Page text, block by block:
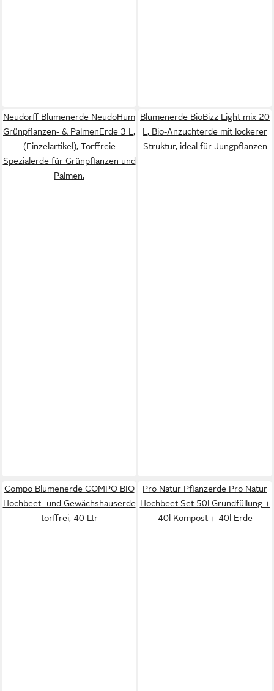
Neudorff Blumenerde NeudoHum
Grünpflanzen- & PalmenErde 3 L,
(Einzelartikel), Torffreie
Spezialerde für Grünpflanzen und
Palmen.
Blumenerde BioBizz Light mix 20
L, Bio-Anzuchterde mit lockerer
Struktur, ideal für Jungpflanzen
Compo Blumenerde COMPO BIO
Hochbeet- und Gewächshauserde
torffrei, 40 Ltr
Pro Natur Pflanzerde Pro Natur
Hochbeet Set 50l Grundfüllung +
40l Kompost + 40l Erde